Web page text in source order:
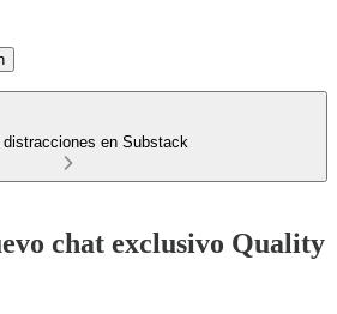
distracciones en Substack
chat exclusivo Quality